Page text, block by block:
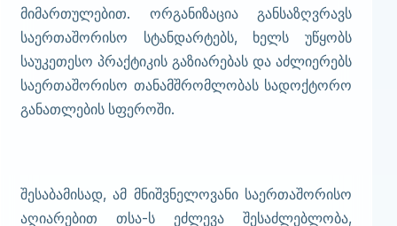
მიმართულებით. ორგანიზაცია განსაზღვრავს
საერთაშორისო სტანდარტებს, ხელს უწყობს
საუკეთესო პრაქტიკის გაზიარებას და აძლიერებს
საერთაშორისო თანამშრომლობას სადოქტორო
განათლების სფეროში.
შესაბამისად, ამ მნიშვნელოვანი საერთაშორისო
აღიარებით თსა-ს ეძლევა შესაძლებლობა,